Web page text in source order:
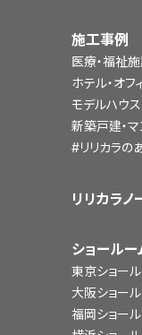
施工事例
医療・福祉
ホテル・オフ
モデルハウス
新築戸建・マ
#リリカラの
リリカラノ
ショールー
東京ショー
大阪ショー
福岡ショー